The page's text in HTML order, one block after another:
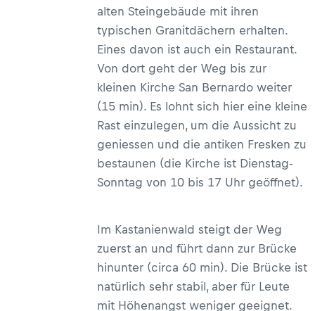
alten Steingebäude mit ihren
typischen Granitdächern erhalten.
Eines davon ist auch ein Restaurant.
Von dort geht der Weg bis zur
kleinen Kirche San Bernardo weiter
(15 min). Es lohnt sich hier eine kleine
Rast einzulegen, um die Aussicht zu
geniessen und die antiken Fresken zu
bestaunen (die Kirche ist Dienstag-
Sonntag von 10 bis 17 Uhr geöffnet).
Im Kastanienwald steigt der Weg
zuerst an und führt dann zur Brücke
hinunter (circa 60 min). Die Brücke ist
natürlich sehr stabil, aber für Leute
mit Höhenangst weniger geeignet.